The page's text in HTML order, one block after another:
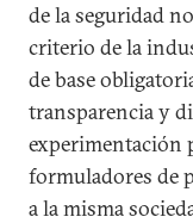
de la seguridad
criterio de la
de base
transparencia y
experimentación
formuladores de
a la misma